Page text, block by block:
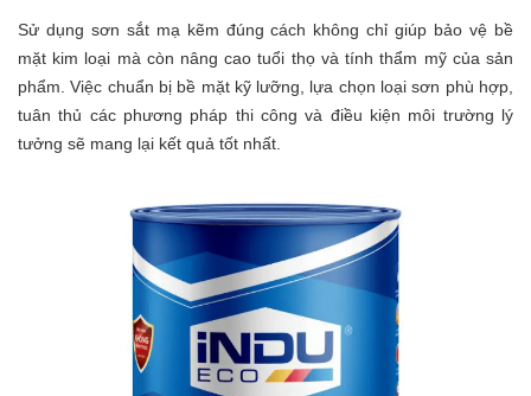
Sử dụng sơn sắt mạ kẽm đúng cách không chỉ giúp bảo vệ bề
mặt kim loại mà còn nâng cao tuổi thọ và tính thẩm mỹ của sản
phẩm. Việc chuẩn bị bề mặt kỹ lưỡng, lựa chọn loại sơn phù hợp,
tuân thủ các phương pháp thi công và điều kiện môi trường lý
tưởng sẽ mang lại kết quả tốt nhất.